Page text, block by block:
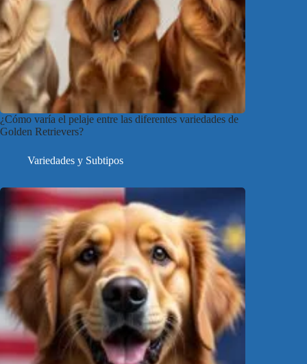
¿Cómo varía el pelaje entre las diferentes variedades de
Golden Retrievers?
Variedades y Subtipos